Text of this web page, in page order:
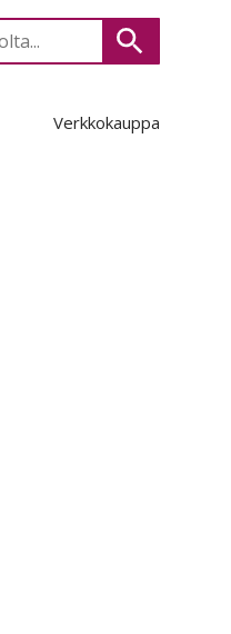
Verkkokauppa